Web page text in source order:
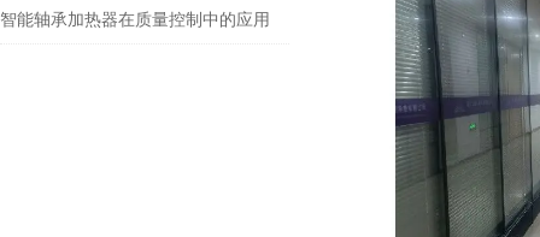
智能轴承加热器在质量控制中的应用